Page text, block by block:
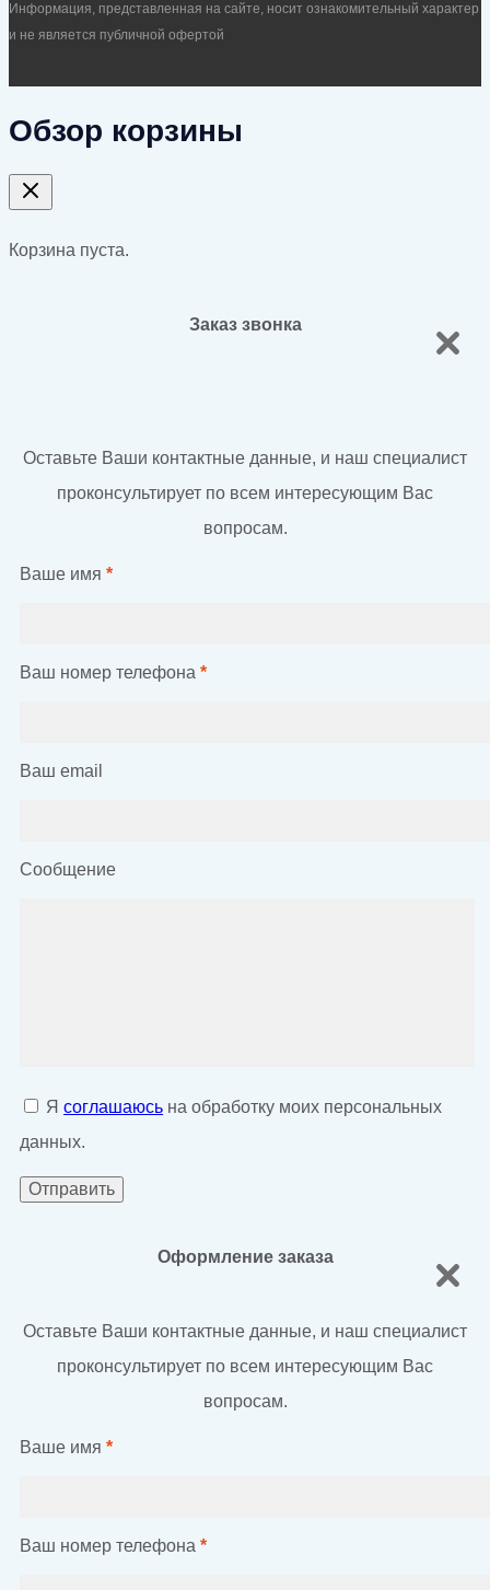
Информация, представленная на сайте, носит ознакомительный характер
и не является публичной офертой
Обзор корзины
Корзина пуста.
Заказ звонка
Оставьте Ваши контактные данные, и наш специалист
проконсультирует по всем интересующим Вас
вопросам.
Ваше имя *
Ваш номер телефона *
Ваш email
Сообщение
Я соглашаюсь на обработку моих персональных
данных.
Оформление заказа
Оставьте Ваши контактные данные, и наш специалист
проконсультирует по всем интересующим Вас
вопросам.
Ваше имя *
Ваш номер телефона *